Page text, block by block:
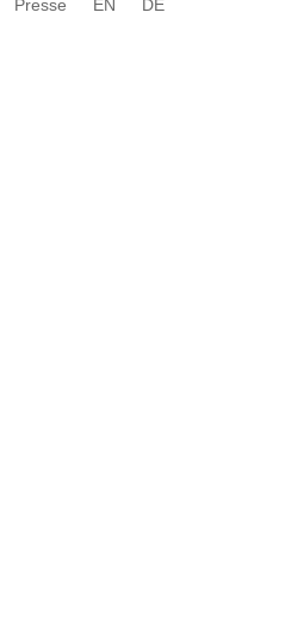
Presse EN DE